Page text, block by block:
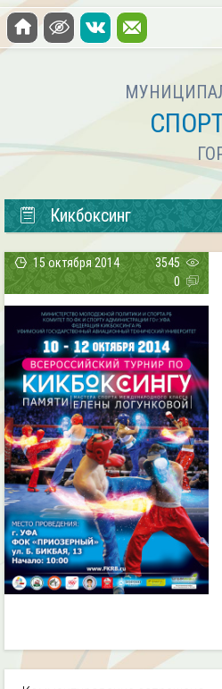
Кикбоксинг
15 октября 2014
3545
0